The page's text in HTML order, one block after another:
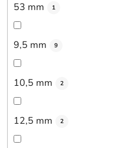
53 mm 1
9,5 mm 9
10,5 mm 2
12,5 mm 2